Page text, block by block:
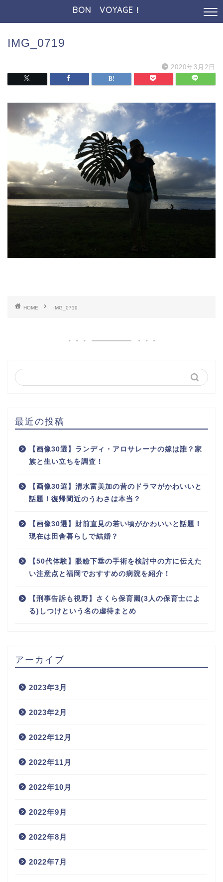
BON VOYAGE！
IMG_0719
2020年3月2日
HOME IMG_0719
最近の投稿
【画像30選】ランディ・アロサレーナの嫁は誰？家
族と生い立ちを調査！
【画像30選】清水富美加の昔のドラマがかわいいと
話題！復帰間近のうわさは本当？
【画像30選】財前直見の若い頃がかわいいと話題！
現在は田舎暮らしで結婚？
【50代体験】眼瞼下垂の手術を検討中の方に伝えた
い注意点と福岡でおすすめの病院を紹介！
【刑事告訴も視野】さくら保育園(3人の保育士によ
る)しつけという名の虐待まとめ
アーカイブ
2023年3月
2023年2月
2022年12月
2022年11月
2022年10月
2022年9月
2022年8月
2022年7月